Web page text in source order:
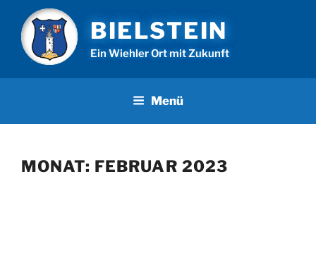
Inhalt
springen
BIELSTEIN
Ein Wiehler Ort mit Zukunft
Menü
MONAT: FEBRUAR 2023